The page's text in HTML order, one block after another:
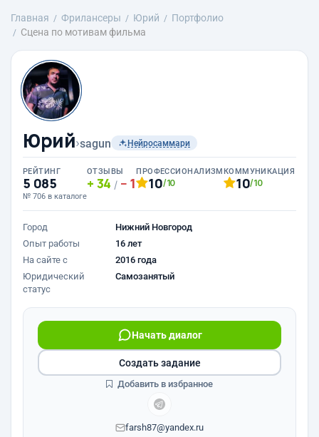
Главная Фрилансеры Юрий
Портфолио
Сцена по мотивам фильма
Юрий›sagun Нейросаммари
РЕЙТИНГ
5 085
№ 706 в каталоге
ОТЗЫВЫ
34 / 1
ПРОФЕССИОНАЛИЗМ
10/10
КОММУНИКАЦИЯ
10/10
Город
Нижний Новгород
Опыт работы
16 лет
На сайте с
2016 года
Юридический
статус
Самозанятый
Начать диалог
farsh87@yandex.ru
Создать задание
Добавить в избранное